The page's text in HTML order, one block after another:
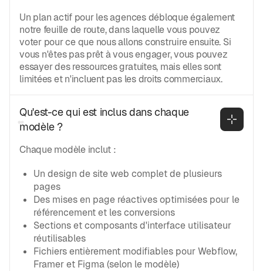
Un plan actif pour les agences débloque également
notre feuille de route, dans laquelle vous pouvez
voter pour ce que nous allons construire ensuite. Si
vous n'êtes pas prêt à vous engager, vous pouvez
essayer des ressources gratuites, mais elles sont
limitées et n'incluent pas les droits commerciaux.
Qu'est-ce qui est inclus dans chaque
modèle ?
Chaque modèle inclut :
Un design de site web complet de plusieurs
pages
Des mises en page réactives optimisées pour le
référencement et les conversions
Sections et composants d'interface utilisateur
réutilisables
Fichiers entièrement modifiables pour Webflow,
Framer et Figma (selon le modèle)